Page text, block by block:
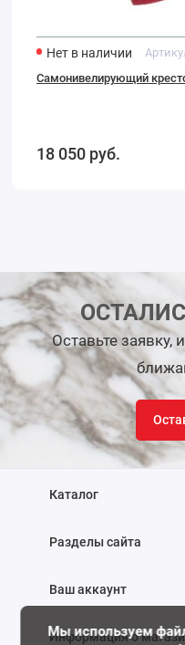
Нет в наличии
Cамонивелирующий
18 050 руб.
Оставьте
Каталог
Разделы сайта
Ваш аккаунт
Информация о
Мы используем